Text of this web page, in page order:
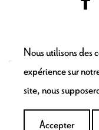
Nous utilisons des
expérience sur
site, nous
Accepter